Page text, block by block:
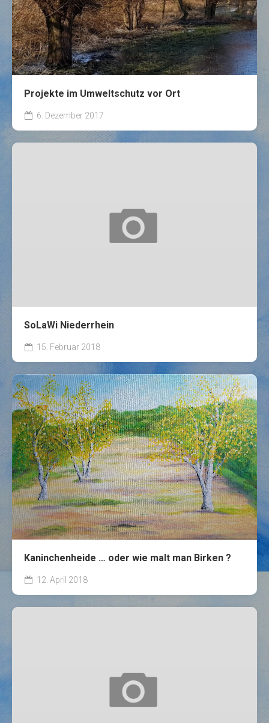
Projekte im Umweltschutz vor Ort
6. Dezember 2017
SoLaWi Niederrhein
15. Februar 2018
Kaninchenheide … oder wie malt man Birken ?
12. April 2018